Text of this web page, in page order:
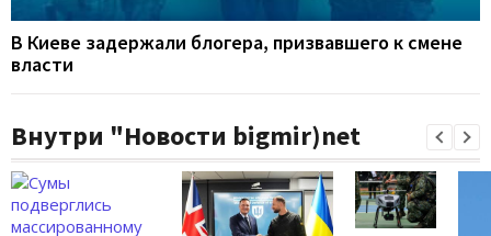
В Киеве задержали блогера, призвавшего к смене
власти
Внутри "Новости bigmir)net